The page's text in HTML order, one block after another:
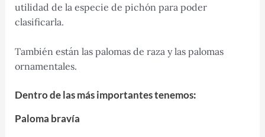
utilidad de la especie de pichón para poder
clasificarla.
También están las palomas de raza y las palomas
ornamentales.
Dentro de las más importantes tenemos:
Paloma bravía